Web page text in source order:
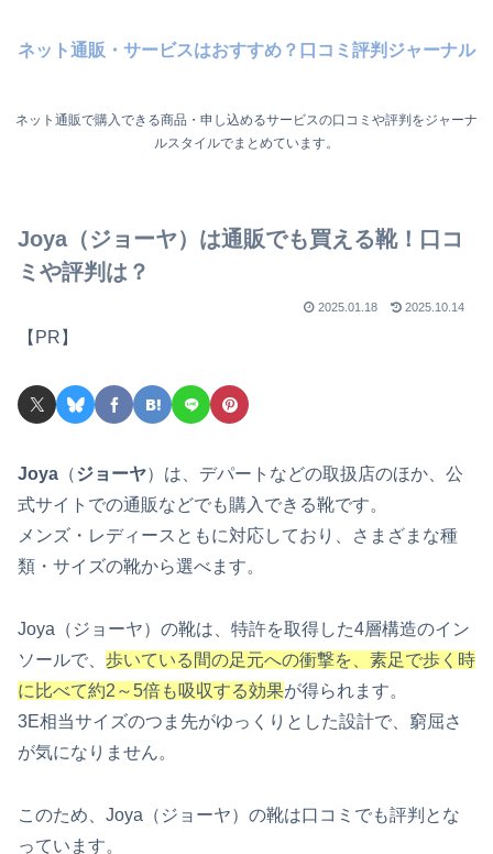
ネット通販・サービスはおすすめ？口コミ評判ジャーナル
ネット通販で購入できる商品・申し込めるサービスの口コミや評判をジャーナ
ルスタイルでまとめています。
Joya（ジョーヤ）は通販でも買える靴！口コ
ミや評判は？
2025.01.18 2025.10.14
【PR】
Joya （ジョーヤ）は、デパートなどの取扱店のほか、公
式サイトでの通販などでも購入できる靴です。
メンズ・レディースともに対応しており、さまざまな種
類・サイズの靴から選べます。
Joya（ジョーヤ）の靴は、特許を取得した4層構造のイン
ソールで、 歩いている間の足元への衝撃を、素足で歩く時
に比べて約2～5倍も吸収する効果が得られます。
3E相当サイズのつま先がゆっくりとした設計で、窮屈さ
が気になりません。
このため、Joya（ジョーヤ）の靴は口コミでも評判とな
っています。